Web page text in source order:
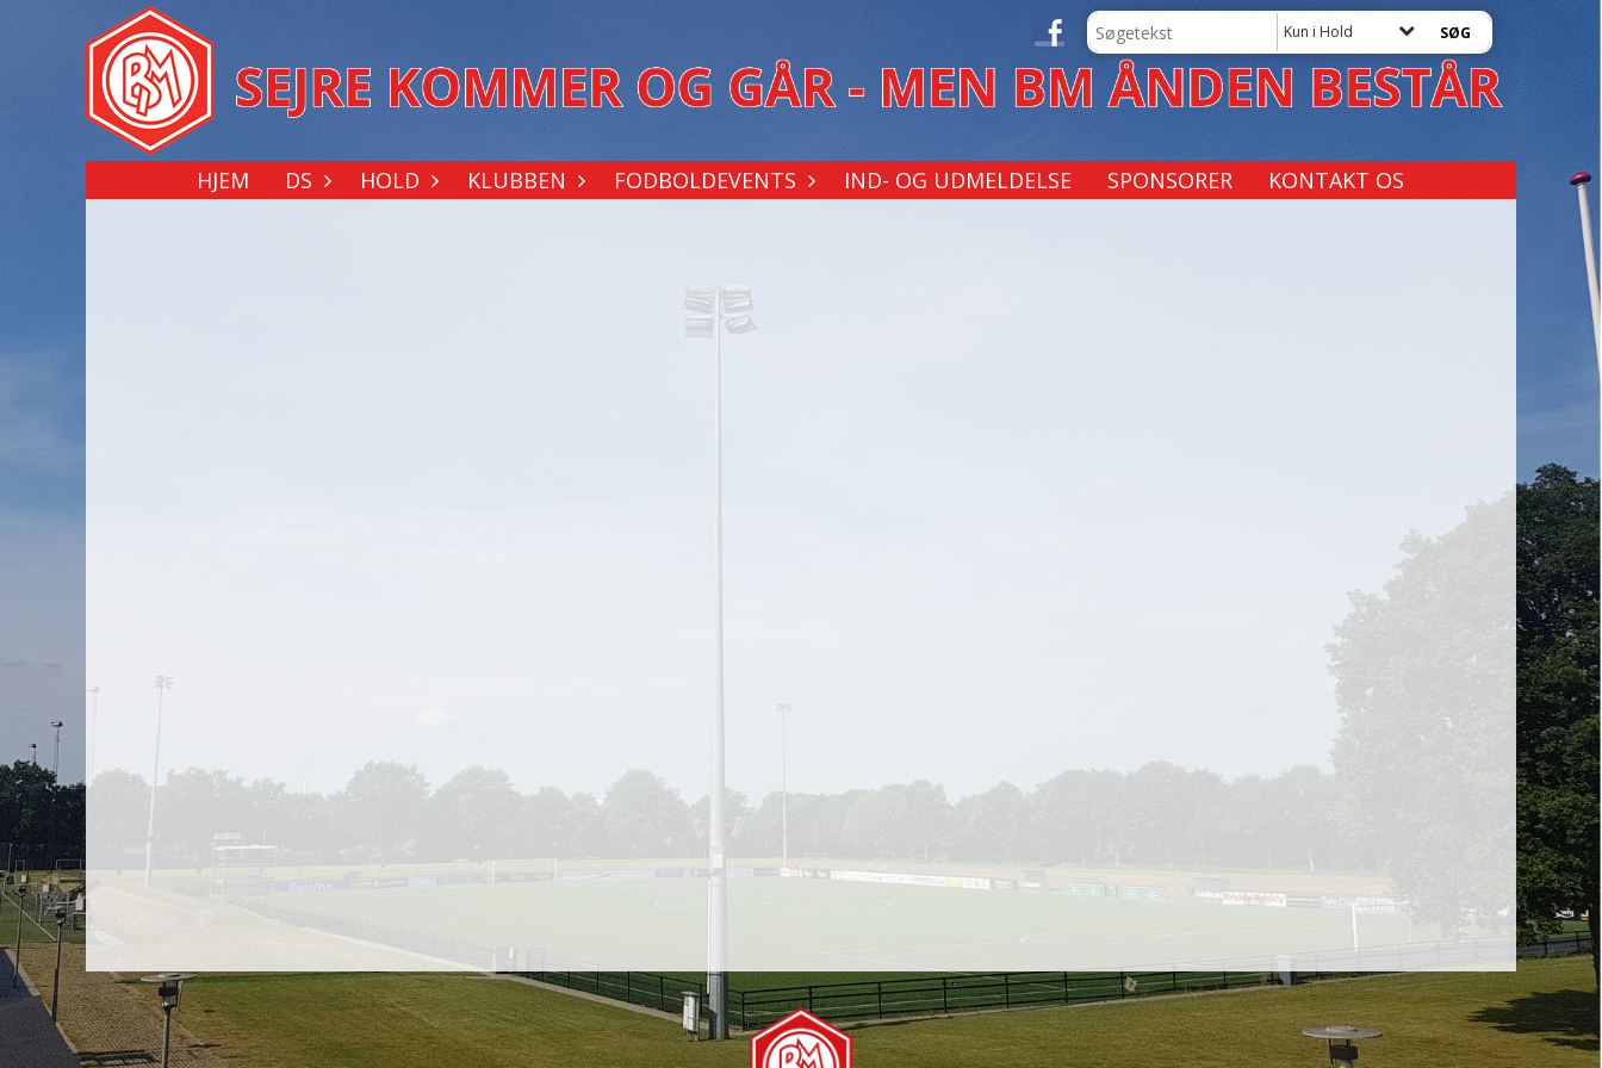
Kun i Hold
HJEM DS HOLD KLUBBEN FODBOLDEVENTS IND- OG UDMELDELSE SPONSORER KONTAKT OS